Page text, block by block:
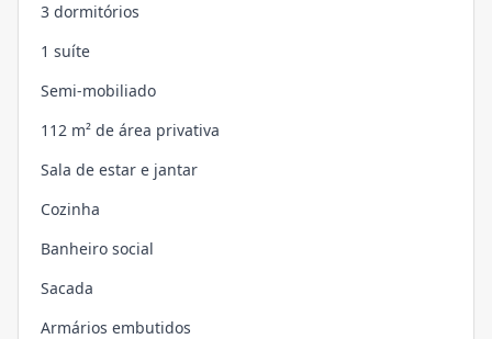
3 dormitórios
1 suíte
Semi-mobiliado
112 m² de área privativa
Sala de estar e jantar
Cozinha
Banheiro social
Sacada
Armários embutidos